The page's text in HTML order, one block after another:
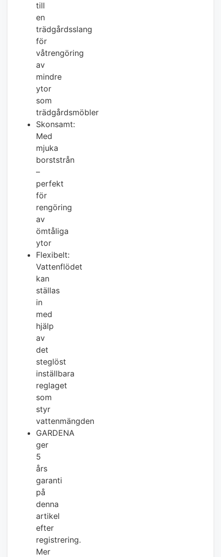
till
en
trädgårdsslang
för
våtrengöring
av
mindre
ytor
som
trädgårdsmöbler
Skonsamt:
Med
mjuka
borststrån
–
perfekt
för
rengöring
av
ömtåliga
ytor
Flexibelt:
Vattenflödet
kan
ställas
in
med
hjälp
av
det
steglöst
inställbara
reglaget
som
styr
vattenmängden
GARDENA
ger
5
års
garanti
på
denna
artikel
efter
registrering.
Mer